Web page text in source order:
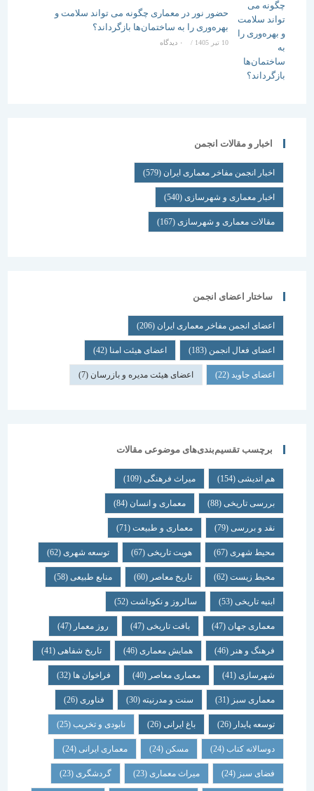
حضور نور در معماری چگونه می تواند سلامت و
بهره‌وری را به ساختمان‌ها بازگرداند؟
/ ۰ دیدگاه
اخبار و مقالات انجمن
اخبار انجمن مفاخر معماری ایران (579)
اخبار معماری و شهرسازی(540)
مقالات معماری و شهرسازی(167)
ساختار اعضای انجمن
اعضای انجمن مفاخر معماری ایران (206)
اعضای فعال انجمن(183) اعضای هیئت امنا(42)
اعضای جاوید(22) اعضای هیئت مدیره و بازرسان(7)
برچسب تقسیم‌بندی‌های موضوعی مقالات
هم اندیشی (154) میراث فرهنگی (109)
بررسی تاریخی (88) معماری و انسان (84)
نقد و بررسی (79) معماری و طبیعت (71)
محیط شهری(67) هویت تاریخی(67) توسعه شهری(62)
محیط زیست(62) تاریخ معاصر(60) منابع طبیعی(58)
ابنیه تاریخی(53) سالروز و نکوداشت(52)
معماری جهان (47) بافت تاریخی(47) روز معمار(47)
فرهنگ و هنر(46) همایش معماری (46) تاریخ شفاهی (41)
شهرسازی(41) معماری معاصر(40) فراخوان ها (32)
معماری سبز(31) سنت و مدرنیته(30) فناوری (26)
توسعه پایدار(26) باغ ایرانی(26) نابودی و تخریب(25)
دوسالانه کتاب(24) مسکن (24) معماری ایرانی(24)
فضای سبز(24) میراث معماری (23) گردشگری (23)